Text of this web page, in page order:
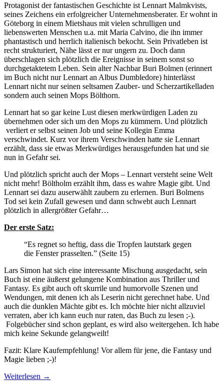
Protagonist der fantastischen Geschichte ist Lennart Malmkvists,
seines Zeichens ein erfolgreicher Unternehmensberater. Er wohnt in
Göteborg in einem Mietshaus mit vielen schrulligen und
liebenswerten Menschen u.a. mit Maria Calvino, die ihn immer
phantastisch und herrlich italienisch bekocht. Sein Privatleben ist
recht strukturiert, Nähe lässt er nur ungern zu. Doch dann
überschlagen sich plötzlich die Ereignisse in seinem sonst so
durchgetaktetem Leben. Sein alter Nachbar Buri Bolmen (erinnert
im Buch nicht nur Lennart an Albus Dumbledore) hinterlässt
Lennart nicht nur seinen seltsamen Zauber- und Scherzartikelladen
sondern auch seinen Mops Bölthorn.
Lennart hat so gar keine Lust diesen merkwürdigen Laden zu
übernehmen oder sich um den Mops zu kümmern. Und plötzlich
verliert er selbst seinen Job und seine Kollegin Emma
verschwindet. Kurz vor ihrem Verschwinden hatte sie Lennart
erzählt, dass sie etwas Merkwürdiges herausgefunden hat und sie
nun in Gefahr sei.
Und plötzlich spricht auch der Mops – Lennart versteht seine Welt
nicht mehr! Böltholm erzählt ihm, dass es wahre Magie gibt. Und
Lennart sei dazu auserwählt zaubern zu erlernen. Buri Bolmens
Tod sei kein Zufall gewesen und dann schwebt auch Lennart
plötzlich in allergrößter Gefahr…
Der erste Satz:
“Es regnet so heftig, dass die Tropfen lautstark gegen
die Fenster prasselten.” (Seite 15)
Lars Simon hat sich eine interessante Mischung ausgedacht, sein
Buch ist eine äußerst gelungene Kombination aus Thriller und
Fantasy. Es gibt auch oft skurrile und humorvolle Szenen und
Wendungen, mit denen ich als Leserin nicht gerechnet habe. Und
auch die dunklen Mächte gibt es. Ich möchte hier nicht allzuviel
verraten, aber ich kann euch nur raten, das Buch zu lesen ;-).
Folgebücher sind schon geplant, es wird also weitergehen. Ich habe
mich keine Sekunde gelangweilt!
Fazit: Klare Kaufempfehlung! Vor allem für jene, die Fantasy und
Magie lieben ;-)!
Weiterlesen →